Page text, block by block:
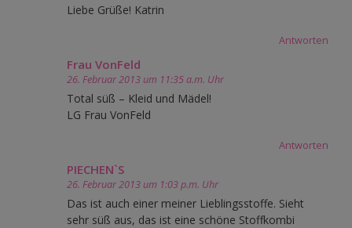
Liebe Grüße! Katrin
Antworten
Frau VonFeld
26. Februar 2013 um 11:35 a.m. Uhr
Total süß – Kleid und Mädel!
LG Frau VonFeld
Antworten
PIECHEN`S
26. Februar 2013 um 1:03 p.m. Uhr
Das ist auch einer meiner Lieblingsstoffe. Sieht
sehr süß aus, das ist eine schöne Stoffkombi